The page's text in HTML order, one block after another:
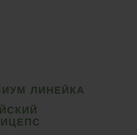
ЛИНЕЙКА